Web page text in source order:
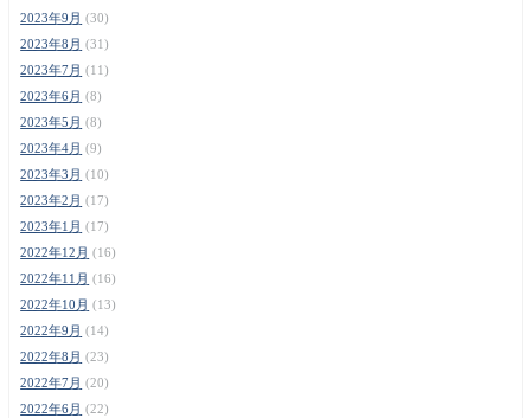
2023年9月 (30)
2023年8月 (31)
2023年7月 (11)
2023年6月 (8)
2023年5月 (8)
2023年4月 (9)
2023年3月 (10)
2023年2月 (17)
2023年1月 (17)
2022年12月 (16)
2022年11月 (16)
2022年10月 (13)
2022年9月 (14)
2022年8月 (23)
2022年7月 (20)
2022年6月 (22)